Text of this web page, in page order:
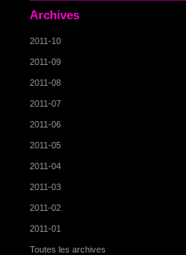
Archives
2011-10
2011-09
2011-08
2011-07
2011-06
2011-05
2011-04
2011-03
2011-02
2011-01
Toutes les archives